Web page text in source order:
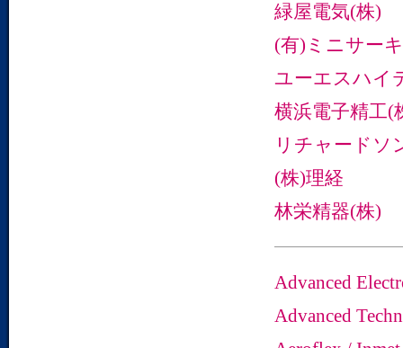
緑屋電気(株)
(有)ミニサー
ユーエスハイ
横浜電子精工(
リチャードソ
(株)理経
林栄精器(株)
Advanced
Advanced